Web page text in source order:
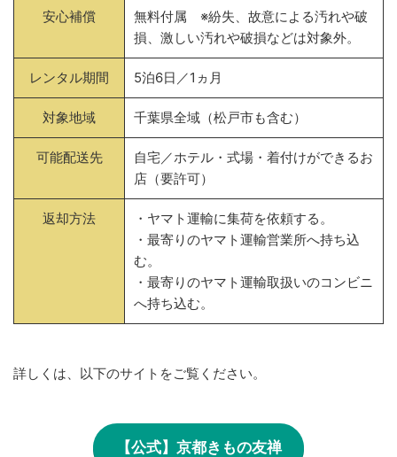
安心補償
無料付属 ※紛失、故意による汚れや破
損、激しい汚れや破損などは対象外。
レンタル期間 5泊6日／1ヵ月
対象地域 千葉県全域（松戸市も含む）
可能配送先
自宅／ホテル・式場・着付けができるお
店（要許可）
返却方法
・ヤマト運輸に集荷を依頼する。
・最寄りのヤマト運輸営業所へ持ち込
む。
・最寄りのヤマト運輸取扱いのコンビニ
へ持ち込む。
詳しくは、以下のサイトをご覧ください。
【公式】京都きもの友禅